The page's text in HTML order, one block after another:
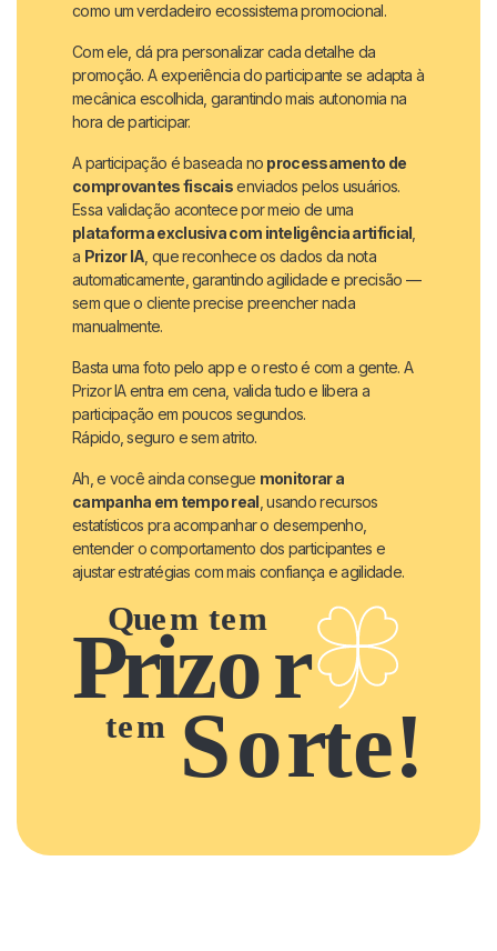
como um verdadeiro ecossistema promocional.
Com ele, dá pra personalizar cada detalhe da
promoção. A experiência do participante se adapta à
mecânica escolhida, garantindo mais autonomia na
hora de participar.
A participação é baseada no processamento de
comprovantes fiscaisenviados pelos usuários.
Essa validação acontece por meio de uma
plataforma exclusiva com inteligência artificial
a Prizor IA , que reconhece os dados da nota
automaticamente, garantindo agilidade e precisão —
sem que o cliente precise preencher nada
manualmente.
Basta uma foto pelo app e o resto é com a gente. A
Prizor IA entra em cena, valida tudo e libera a
participação em poucos segundos.
Rápido, seguro e sem atrito.
Ah, e você ainda consegue monitorar a
campanha em tempo real , usando recursos
estatísticos pra acompanhar o desempenho,
entender o comportamento dos participantes e
ajustar estratégias com mais confiança e agilidade.